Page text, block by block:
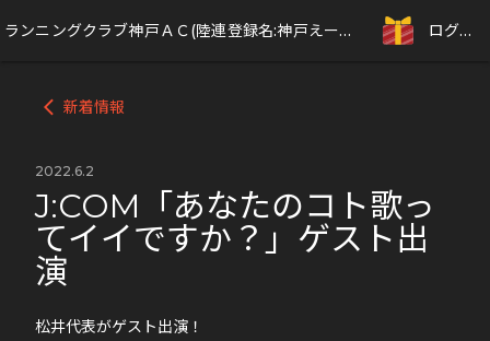
ランニングクラブ神戸ＡＣ(陸連登録名:神戸えーしー) ログイン
arrow_back_ios 新着情報
2022.6.2
J:COM「あなたのコト歌っ
てイイですか？」ゲスト出
演
松井代表がゲスト出演！